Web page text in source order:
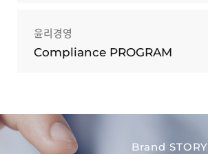
윤리경영
Compliance PROGRAM
Brand STORY